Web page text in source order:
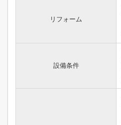
リフォーム
設備条件